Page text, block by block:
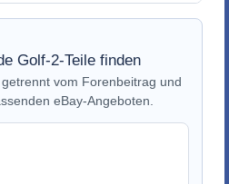
Golf-2-Teile finden
vom Forenbeitrag und
eBay-Angeboten.